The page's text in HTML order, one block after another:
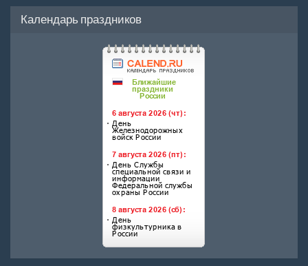
Календарь праздников